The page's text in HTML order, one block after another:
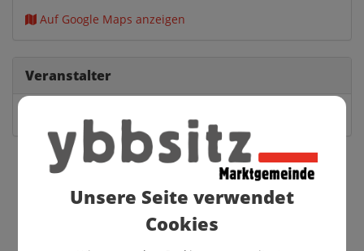
Auf Google Maps anzeigen
Veranstalter
Unsere Seite verwendet
Cookies